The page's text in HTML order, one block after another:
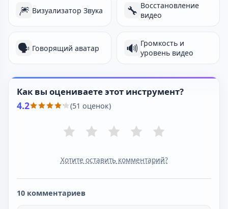
🎆 Визуализатор Звука 🔧 Восстановление
видео
🗣️ Говорящий аватар 🔊 Громкость и
уровень видео
Как вы оцениваете этот инструмент?
4.2 (51 оценок)
Хотите оставить комментарий?
10 комментариев